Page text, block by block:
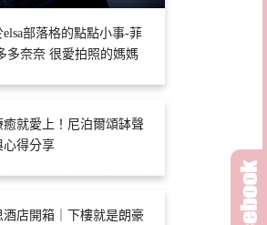
部落格的點點小事-菲
多奈奈 很愛拍照的媽媽
就愛上！尼泊爾頌缽聲
心得分享
店開箱｜下樓就是朗豪